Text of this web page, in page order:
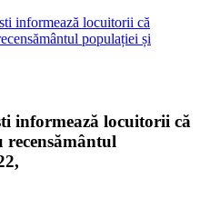
informează locuitorii că
recensământul